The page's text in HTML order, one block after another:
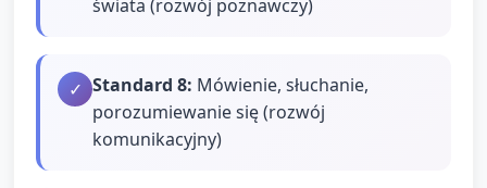
świata (rozwój poznawczy)
✓ Standard 8: Mówienie, słuchanie,
porozumiewanie się (rozwój
komunikacyjny)